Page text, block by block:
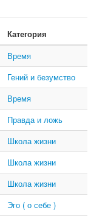
Категория
Время
Гений и безумство
Время
Правда и ложь
Школа жизни
Школа жизни
Школа жизни
Эго ( о себе )